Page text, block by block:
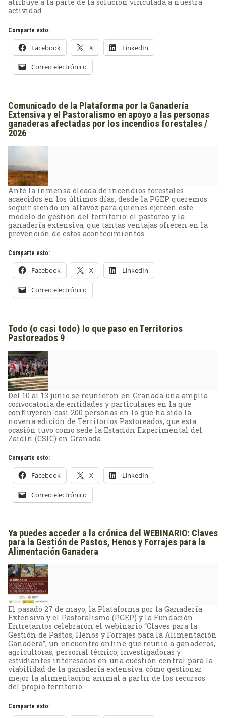
atribuye a la parte de la solución vinculada a nuestra
actividad.
Comparte esto:
Facebook X LinkedIn
Correo electrónico
Comunicado de la Plataforma por la Ganadería
Extensiva y el Pastoralismo en apoyo a las personas
ganaderas afectadas por los incendios forestales /
2026
Ante la inmensa oleada de incendios forestales
acaecidos en los últimos días, desde la PGEP queremos
seguir siendo un altavoz para quienes ejercen este
modelo de gestión del territorio: el pastoreo y la
ganadería extensiva, que tantas ventajas ofrecen en la
prevención de estos acontecimientos.
Comparte esto:
Facebook X LinkedIn
Correo electrónico
Todo (o casi todo) lo que paso en Territorios
Pastoreados 9
Del 10 al 13 junio se reunieron en Granada una amplia
convocatoria de entidades y particulares en la que
confluyeron casi 200 personas en lo que ha sido la
novena edición de Territorios Pastoreados, que esta
ocasión tuvo como sede la Estación Experimental del
Zaidín (CSIC) en Granada.
Comparte esto:
Facebook X LinkedIn
Correo electrónico
Ya puedes acceder a la crónica del WEBINARIO: Claves
para la Gestión de Pastos, Henos y Forrajes para la
Alimentación Ganadera
El pasado 27 de mayo, la Plataforma por la Ganadería
Extensiva y el Pastoralismo (PGEP) y la Fundación
Entretantos celebraron el webinario “Claves para la
Gestión de Pastos, Henos y Forrajes para la Alimentación
Ganadera”, un encuentro online que reunió a ganaderos,
agricultoras, personal técnico, investigadoras y
estudiantes interesados en una cuestión central para la
viabilidad de la ganadería extensiva: cómo gestionar
mejor la alimentación animal a partir de los recursos
del propio territorio.
Comparte esto: